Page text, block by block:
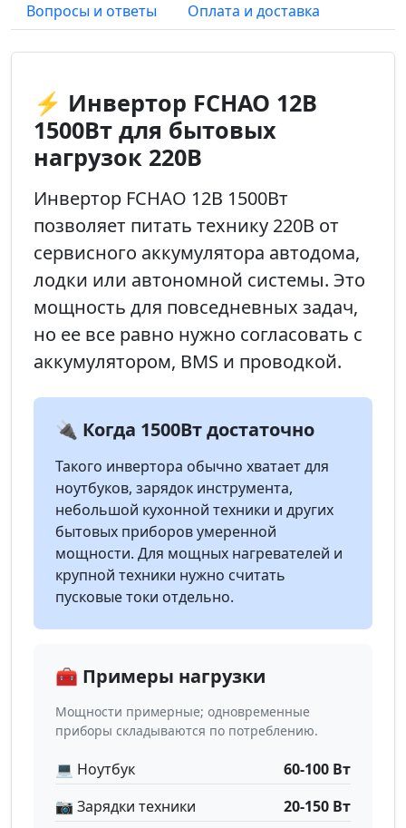
Вопросы и ответы
Оплата и доставка
⚡ Инвертор FCHAO 12В
1500Вт для бытовых
нагрузок 220В
Инвертор FCHAO 12В 1500Вт
позволяет питать технику 220В от
сервисного аккумулятора автодома,
лодки или автономной системы. Это
мощность для повседневных задач,
но ее все равно нужно согласовать с
аккумулятором, BMS и проводкой.
🔌 Когда 1500Вт достаточно
Такого инвертора обычно хватает для
ноутбуков, зарядок инструмента,
небольшой кухонной техники и других
бытовых приборов умеренной
мощности. Для мощных нагревателей и
крупной техники нужно считать
пусковые токи отдельно.
🧰 Примеры нагрузки
Мощности примерные; одновременные
приборы складываются по потреблению.
💻 Ноутбук
60-100 Вт
📷 Зарядки техники
20-150 Вт